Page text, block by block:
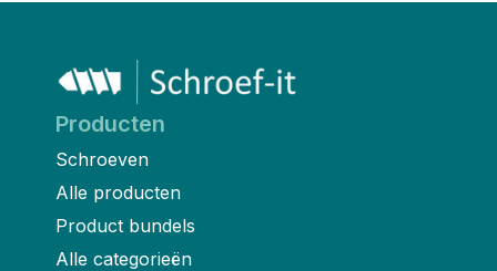
Producten
Schroeven
Alle producten
Product bundels
Alle categorieën